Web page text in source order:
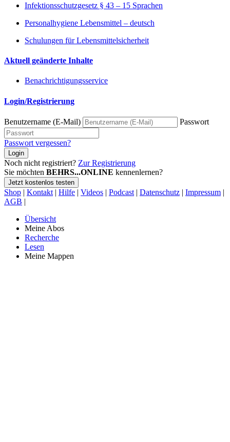
Infektionsschutzgesetz § 43 – 15 Sprachen
Personalhygiene Lebensmittel – deutsch
Schulungen für Lebensmittelsicherheit
Aktuell geänderte Inhalte
Benachrichtigungsservice
Login/Registrierung
Benutzername (E-Mail) Passwort
Passwort vergessen?
Login
Noch nicht registriert? Zur Registrierung
Sie möchten BEHRS...ONLINE kennenlernen?
Jetzt kostenlos testen
Shop | Kontakt | Hilfe | Videos | Podcast | Datenschutz | Impressum |
AGB |
Übersicht
Meine Abos
Recherche
Lesen
Meine Mappen